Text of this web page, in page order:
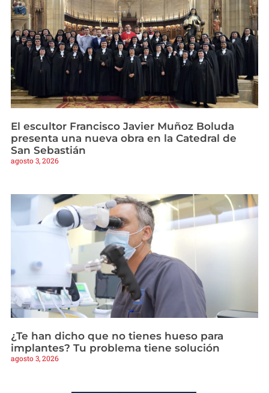
El escultor Francisco Javier Muñoz Boluda
presenta una nueva obra en la Catedral de
San Sebastián
agosto 3, 2026
¿Te han dicho que no tienes hueso para
implantes? Tu problema tiene solución
agosto 3, 2026